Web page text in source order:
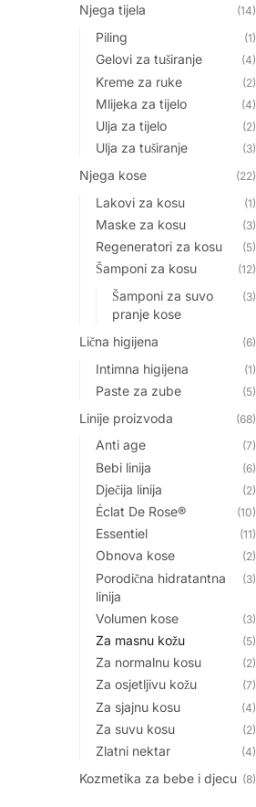
Njega tijela (14)
Piling (1)
Gelovi za tuširanje (4)
Kreme za ruke (2)
Mlijeka za tijelo (4)
Ulja za tijelo (2)
Ulja za tuširanje (3)
Njega kose (22)
Lakovi za kosu (1)
Maske za kosu (3)
Regeneratori za kosu (5)
Šamponi za kosu (12)
Šamponi za suvo
pranje kose
(3)
Lična higijena (6)
Intimna higijena (1)
Paste za zube (5)
Linije proizvoda (68)
Anti age (7)
Bebi linija (6)
Dječija linija (2)
Éclat De Rose® (10)
Essentiel (11)
Obnova kose (2)
Porodična hidratantna
linija
(3)
Volumen kose (3)
Za masnu kožu (5)
Za normalnu kosu (2)
Za osjetljivu kožu (7)
Za sjajnu kosu (4)
Za suvu kosu (2)
Zlatni nektar (4)
Kozmetika za bebe i djecu (8)